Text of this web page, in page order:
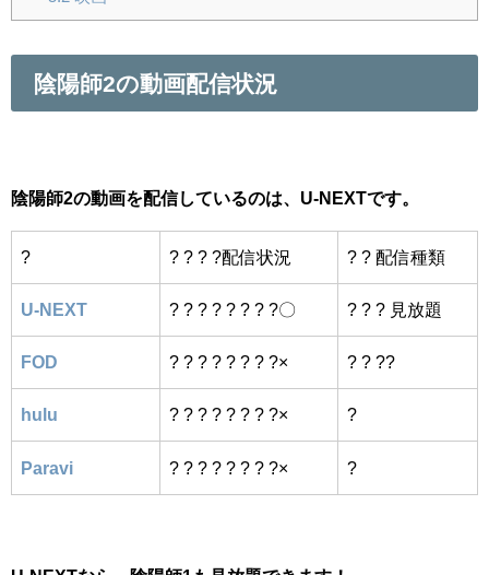
陰陽師2の動画配信状況
陰陽師2の動画を配信しているのは、U-NEXTです。
? ? ? ? ?配信状況 ? ? 配信種類
U-NEXT ? ? ? ? ? ? ? ?〇 ? ? ? 見放題
FOD ? ? ? ? ? ? ? ?× ? ? ??
hulu ? ? ? ? ? ? ? ?× ?
Paravi ? ? ? ? ? ? ? ?× ?